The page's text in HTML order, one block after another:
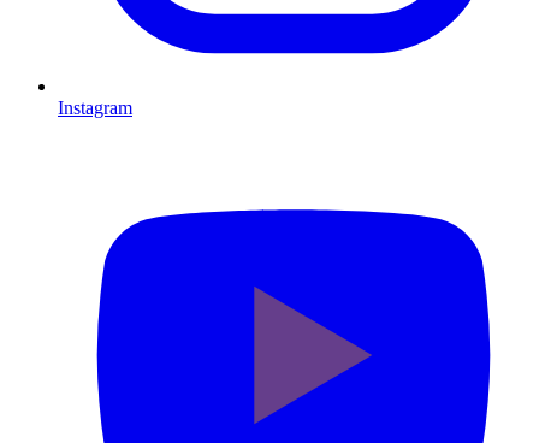
Instagram